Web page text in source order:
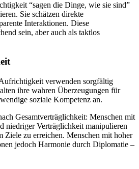
“sagen die Dinge, wie sie sind”
Sie schätzen direkte
Interaktionen. Diese
sein, aber auch als taktlos
verwenden sorgfältig
ihre wahren Überzeugungen für
soziale Kompetenz an.
Gesamtverträglichkeit: Menschen mit
niedriger Verträglichkeit manipulieren
Ziele zu erreichen. Menschen mit hoher
jedoch Harmonie durch Diplomatie –